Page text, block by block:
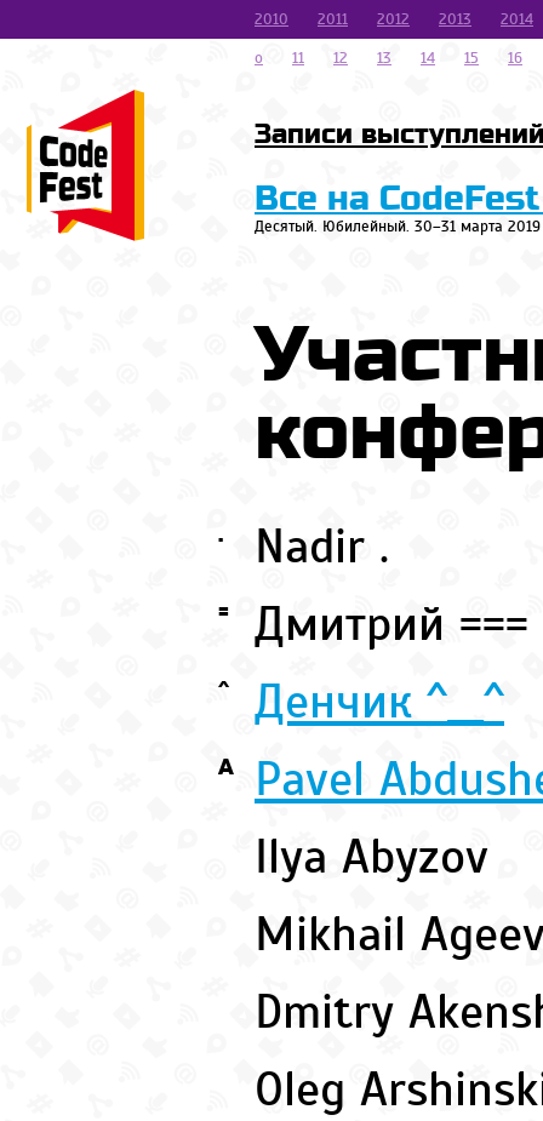
2010 2011 2012 2013
2014
o
11 12 13 14 15 16
Записи
Все на
Десятый. Юбилейный. 30–31 марта 2019
. Nadir .
= Дмитрий ===
^ Денчик ^__^
A
Pavel
Ilya Abyzov
Mikhail
Dmitry
Oleg